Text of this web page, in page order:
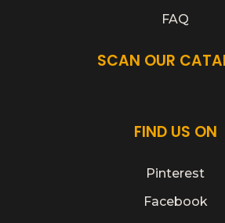
FAQ
SCAN OUR
FIND US ON
Pinterest
Facebook